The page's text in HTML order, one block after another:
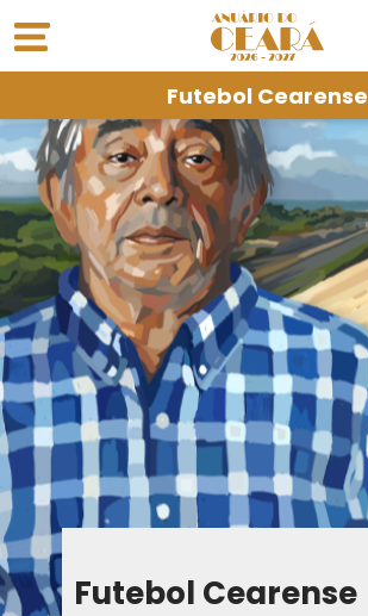
Futebol Cearense
Futebol Cearense